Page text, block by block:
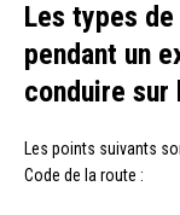
Les types
pendant un
conduire sur
Les points suivants
Code de la route :